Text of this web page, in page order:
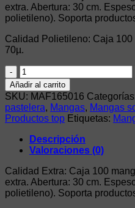
extra. Abertura: 30 cm.
polietileno). Soporta
Calidad Polietileno: Caja
70µ.
100
MANGAS
51X30CM
75
MICRAS
CORTADAS
cantidad
Añadir al carrito
SKU: MAF165016
pastelera, Mangas, Mangas
Productos top Etiquetas:
Descripción
Valoraciones (0)
Calidad Extra: Caja 100
extra. Abertura: 30 cm.
polietileno). Soporta